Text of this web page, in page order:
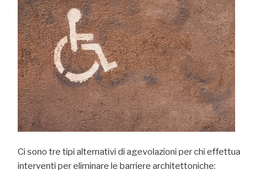
Ci sono tre tipi alternativi di agevolazioni per chi effettua
interventi per eliminare le barriere architettoniche: